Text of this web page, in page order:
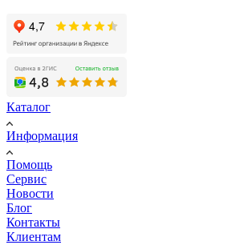
Каталог
Информация
Помощь
Сервис
Новости
Блог
Контакты
Клиентам